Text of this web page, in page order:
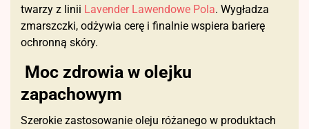
twarzy z linii Lavender Lawendowe Pola. Wygładza
zmarszczki, odżywia cerę i finalnie wspiera barierę
ochronną skóry.
Moc zdrowia w olejku
zapachowym
Szerokie zastosowanie oleju różanego w produktach